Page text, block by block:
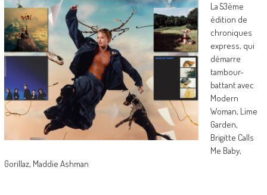
La 53ème
édition de
chroniques
express, qui
démarre
tambour-
battant avec
Modern
Woman, Lime
Garden,
Brigitte Calls
Me Baby,
Gorillaz, Maddie Ashman